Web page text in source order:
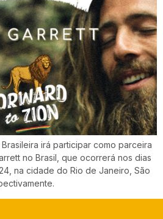
irá participar como parceira
no Brasil, que ocorrerá nos dias
na cidade do Rio de Janeiro, São